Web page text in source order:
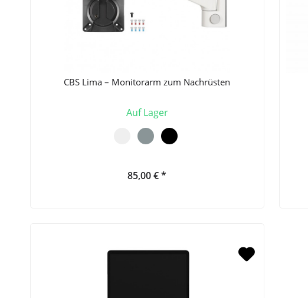
CBS Lima – Monitorarm zum Nachrüsten
Auf Lager
85,00 € *